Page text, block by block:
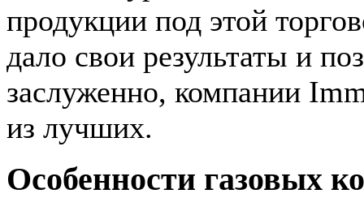
продукции под этой
дало свои результаты и
заслуженно, компании
из лучших.
Особенности газовых